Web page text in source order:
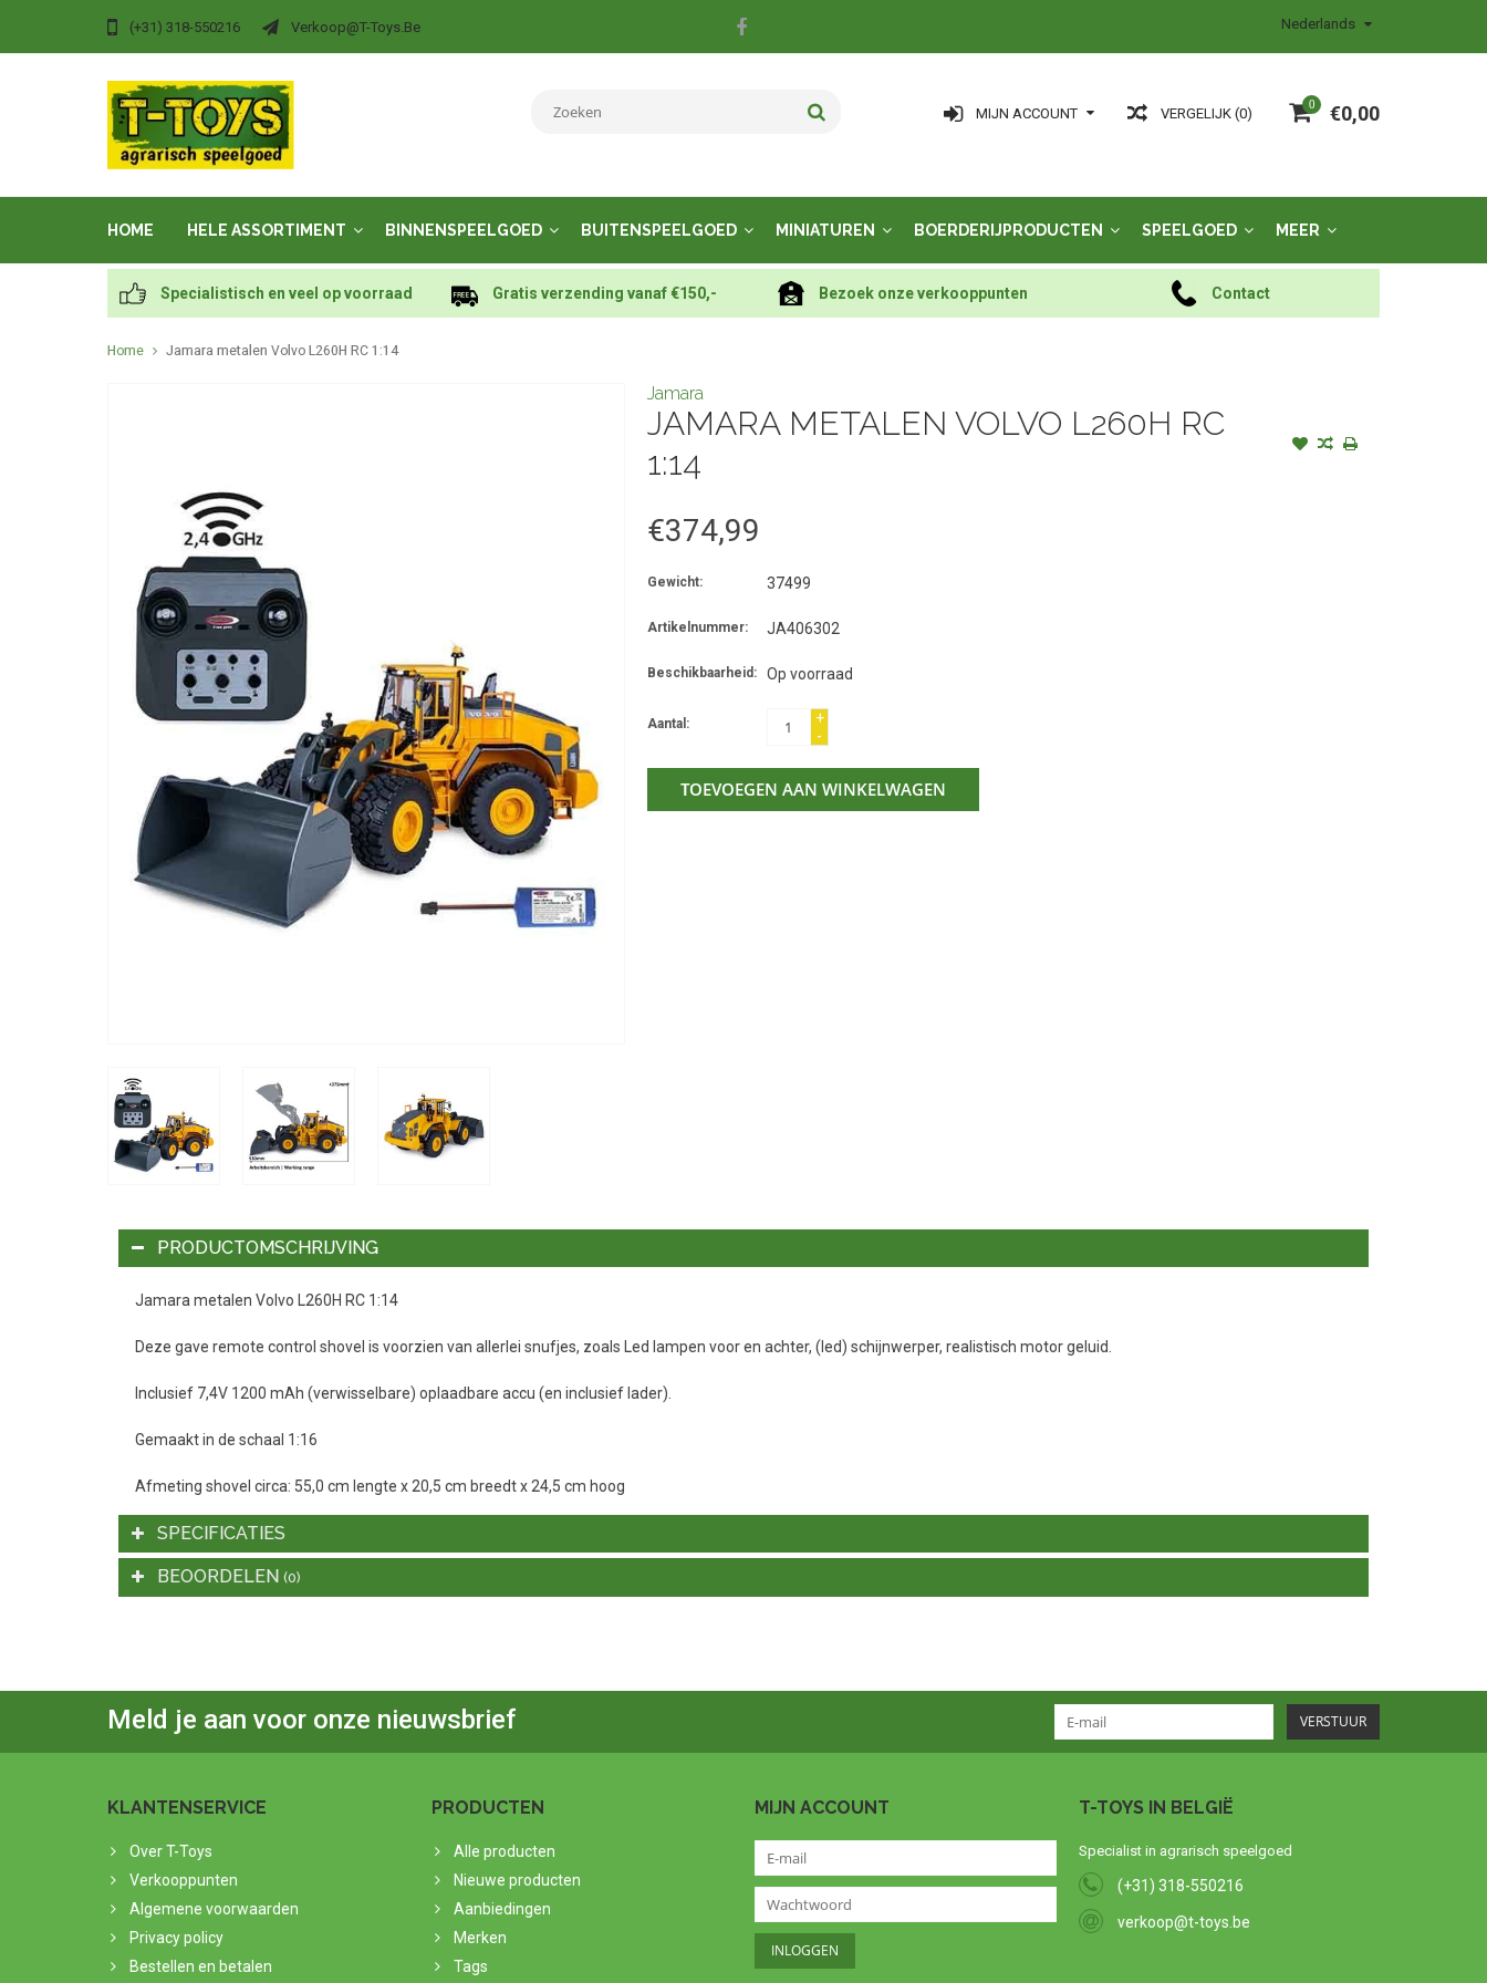
(+31) 318-550216 Verkoop@t-Toys.be Nederlands
0 €0,00
VERGELIJK (0)
MIJN ACCOUNT
HOME HELE ASSORTIMENT BINNENSPEELGOED BUITENSPEELGOED MINIATUREN BOERDERIJPRODUCTEN SPEELGOED MEER
Specialistisch en veel op voorraad Gratis verzending vanaf €150,- Bezoek onze verkooppunten Contact
Home Jamara metalen Volvo L260H RC 1:14
Jamara
JAMARA METALEN VOLVO L260H RC
1:14
€374,99
Gewicht: 37499
Artikelnummer: JA406302
Beschikbaarheid: Op voorraad
Aantal:
+
-
TOEVOEGEN AAN WINKELWAGEN
PRODUCTOMSCHRIJVING
Jamara metalen Volvo L260H RC 1:14
Deze gave remote control shovel is voorzien van allerlei snufjes, zoals Led lampen voor en achter, (led) schijnwerper, realistisch motor geluid.
Inclusief 7,4V 1200 mAh (verwisselbare) oplaadbare accu (en inclusief lader).
Gemaakt in de schaal 1:16
Afmeting shovel circa: 55,0 cm lengte x 20,5 cm breedt x 24,5 cm hoog
SPECIFICATIES
BEOORDELEN (0)
Meld je aan voor onze nieuwsbrief VERSTUUR
KLANTENSERVICE
Over T-Toys
Verkooppunten
Algemene voorwaarden
Privacy policy
Bestellen en betalen
PRODUCTEN
Alle producten
Nieuwe producten
Aanbiedingen
Merken
Tags
MIJN ACCOUNT T-TOYS IN BELGIË
Specialist in agrarisch speelgoed
(+31) 318-550216
verkoop@t-toys.be